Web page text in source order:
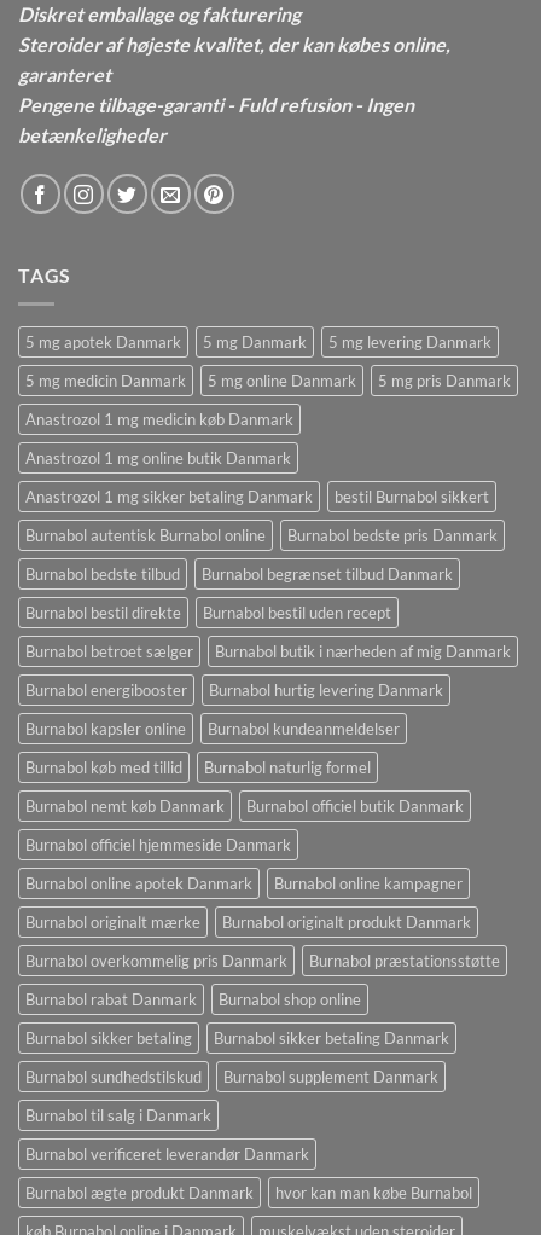
Diskret emballage og fakturering
Steroider af højeste kvalitet, der kan købes online,
garanteret
Pengene tilbage-garanti - Fuld refusion - Ingen
betænkeligheder
TAGS
5 mg apotek Danmark 5 mg Danmark
5 mg levering Danmark
5 mg medicin Danmark
5 mg online Danmark
5 mg pris Danmark
Anastrozol 1 mg medicin køb Danmark
Anastrozol 1 mg online butik Danmark
Anastrozol 1 mg sikker betaling Danmark
bestil Burnabol sikkert
Burnabol autentisk Burnabol online
Burnabol bedste pris Danmark
Burnabol bedste tilbud
Burnabol begrænset tilbud Danmark
Burnabol bestil direkte
Burnabol bestil uden recept
Burnabol betroet sælger
Burnabol butik i nærheden af ​​mig Danmark
Burnabol energibooster
Burnabol hurtig levering Danmark
Burnabol kapsler online
Burnabol kundeanmeldelser
Burnabol køb med tillid
Burnabol naturlig formel
Burnabol nemt køb Danmark
Burnabol officiel butik Danmark
Burnabol officiel hjemmeside Danmark
Burnabol online apotek Danmark
Burnabol online kampagner
Burnabol originalt mærke
Burnabol originalt produkt Danmark
Burnabol overkommelig pris Danmark
Burnabol præstationsstøtte
Burnabol rabat Danmark
Burnabol shop online
Burnabol sikker betaling
Burnabol sikker betaling Danmark
Burnabol sundhedstilskud
Burnabol supplement Danmark
Burnabol til salg i Danmark
Burnabol verificeret leverandør Danmark
Burnabol ægte produkt Danmark
hvor kan man købe Burnabol